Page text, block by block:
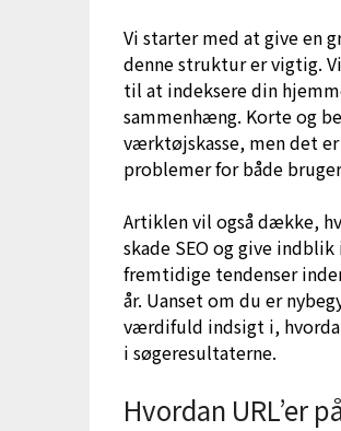
Vi starter med at give en
denne struktur er vigtig.
til at indeksere din
sammenhæng. Korte og
værktøjskasse, men det er
problemer for både
Artiklen vil også dække,
skade SEO og give
fremtidige tendenser
år. Uanset om du er
værdifuld indsigt i,
i søgeresultaterne.
Hvordan URL’er